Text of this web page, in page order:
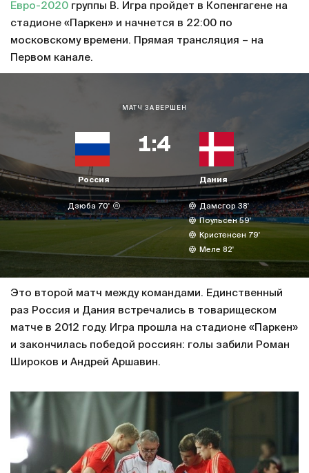
Евро-2020 группы В. Игра пройдет в Копенгагене на
стадионе «Паркен» и начнется в 22:00 по
московскому времени. Прямая трансляция – на
Первом канале.
МАТЧ ЗАВЕРШЕН
Россия
Дзюба 70'
1:4
Дания
Дамсгор 38'
Поульсен 59'
Кристенсен 79'
Меле 82'
Это второй матч между командами. Единственный
раз Россия и Дания встречались в товарищеском
матче в 2012 году. Игра прошла на стадионе «Паркен»
и закончилась победой россиян: голы забили Роман
Широков и Андрей Аршавин.